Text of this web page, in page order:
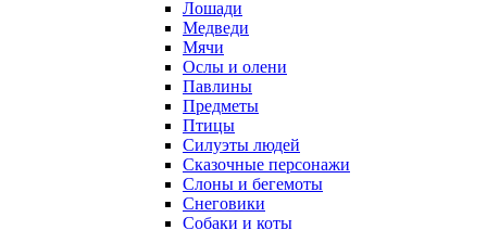
Лошади
Медведи
Мячи
Ослы и олени
Павлины
Предметы
Птицы
Силуэты людей
Сказочные персонажи
Слоны и бегемоты
Снеговики
Собаки и коты